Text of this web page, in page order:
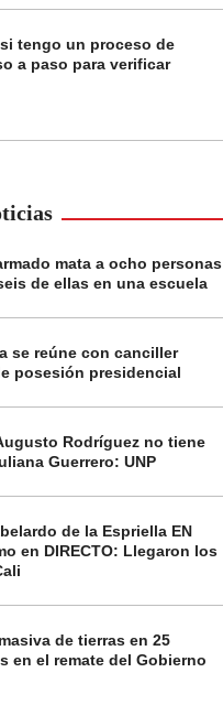
tengo un proceso de
a paso para verificar
mata a ocho personas
de ellas en una escuela
se reúne con canciller
posesión presidencial
Rodríguez no tiene
Guerrero: UNP
de la Espriella EN
en DIRECTO: Llegaron los
de tierras en 25
en el remate del Gobierno